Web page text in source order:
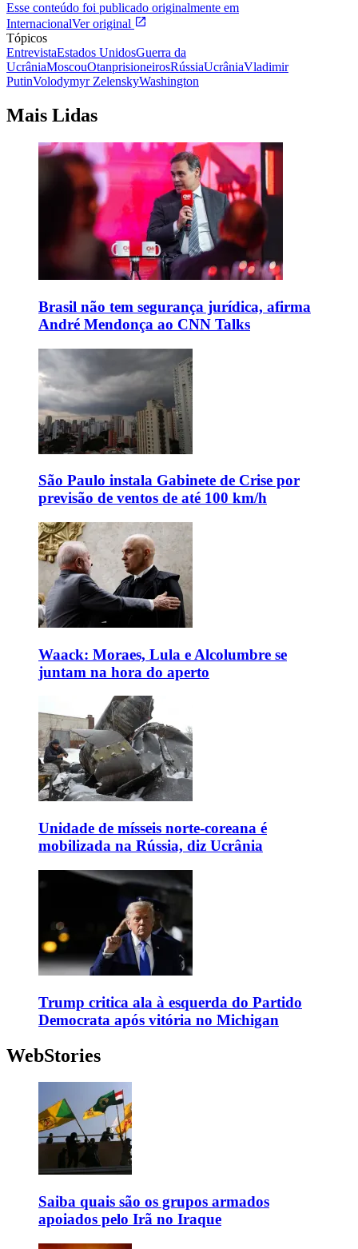
Esse conteúdo foi publicado originalmente em
InternacionalVer original
Tópicos
EntrevistaEstados UnidosGuerra da
UcrâniaMoscouOtanprisioneirosRússiaUcrâniaVladimir
PutinVolodymyr ZelenskyWashington
Mais Lidas
Brasil não tem segurança jurídica, afirma
André Mendonça ao CNN Talks
São Paulo instala Gabinete de Crise por
previsão de ventos de até 100 km/h
Waack: Moraes, Lula e Alcolumbre se
juntam na hora do aperto
Unidade de mísseis norte-coreana é
mobilizada na Rússia, diz Ucrânia
Trump critica ala à esquerda do Partido
Democrata após vitória no Michigan
WebStories
Saiba quais são os grupos armados
apoiados pelo Irã no Iraque